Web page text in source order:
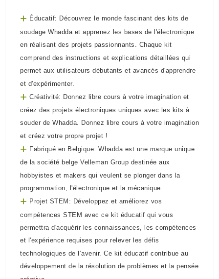
+ Éducatif: Découvrez le monde fascinant des kits de
soudage Whadda et apprenez les bases de l'électronique
en réalisant des projets passionnants. Chaque kit
comprend des instructions et explications détaillées qui
permet aux utilisateurs débutants et avancés d'apprendre
et d'expérimenter.
+ Créativité: Donnez libre cours à votre imagination et
créez des projets électroniques uniques avec les kits à
souder de Whadda. Donnez libre cours à votre imagination
et créez votre propre projet !
+ Fabriqué en Belgique: Whadda est une marque unique
de la société belge Velleman Group destinée aux
hobbyistes et makers qui veulent se plonger dans la
programmation, l'électronique et la mécanique.
+ Projet STEM: Développez et améliorez vos
compétences STEM avec ce kit éducatif qui vous
permettra d'acquérir les connaissances, les compétences
et l'expérience requises pour relever les défis
technologiques de l’avenir. Ce kit éducatif contribue au
développement de la résolution de problèmes et la pensée